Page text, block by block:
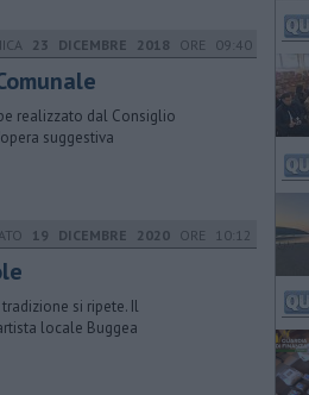
23 DICEMBRE 2018 ORE 09:40
realizzato dal Consiglio
suggestiva
19 DICEMBRE 2020 ORE 10:12
si ripete. Il
locale Buggea